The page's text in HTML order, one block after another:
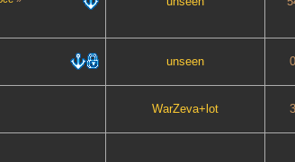
unseen 0
WarZeva+lot 3